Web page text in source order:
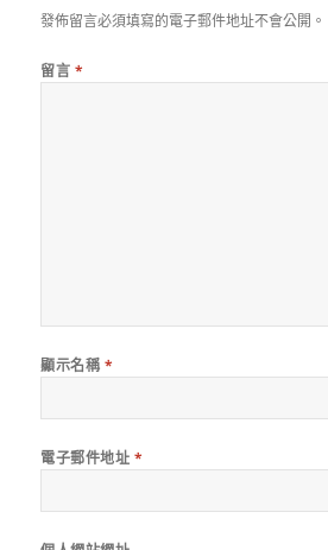
發佈留言必須填寫的電子郵件地址不會公開。
留言 *
顯示名稱 *
電子郵件地址 *